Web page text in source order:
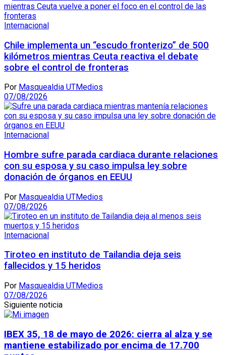
Internacional
Chile implementa un “escudo fronterizo” de 500
kilómetros mientras Ceuta reactiva el debate
sobre el control de fronteras
Por Masquealdia UTMedios
07/08/2026
Internacional
Hombre sufre parada cardiaca durante relaciones
con su esposa y su caso impulsa ley sobre
donación de órganos en EEUU
Por Masquealdia UTMedios
07/08/2026
Internacional
Tiroteo en instituto de Tailandia deja seis
fallecidos y 15 heridos
Por Masquealdia UTMedios
07/08/2026
Siguiente noticia
IBEX 35, 18 de mayo de 2026: cierra al alza y se
mantiene estabilizado por encima de 17.700